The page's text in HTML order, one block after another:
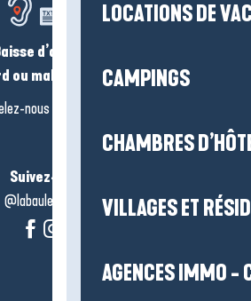
LOCATIONS DE
CAMPINGS
CHAMBRES
VILLAGES ET
AGENCES IMMO -
d’audition ?
ou malentendant ?
nous en
Suivez-nous !
@labauleguérande